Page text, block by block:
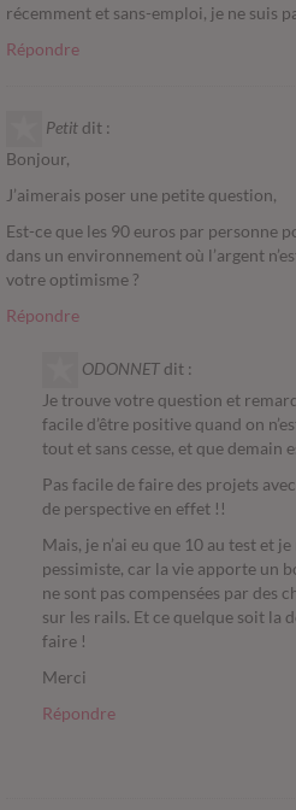
récemment et sans-emploi, je ne suis
Répondre
Petit dit :
Bonjour,
J’aimerais poser une petite question,
Est-ce que les 90 euros par personne
dans un environnement où l’argent
votre optimisme ?
Répondre
ODONNET dit :
Je trouve votre question et
facile d’être positive quand on
tout et sans cesse, et que
Pas facile de faire des projets
de perspective en effet !!
Mais, je n’ai eu que 10 au test et
pessimiste, car la vie apporte un
ne sont pas compensées par des
sur les rails. Et ce quelque soit la
faire !
Merci
Répondre